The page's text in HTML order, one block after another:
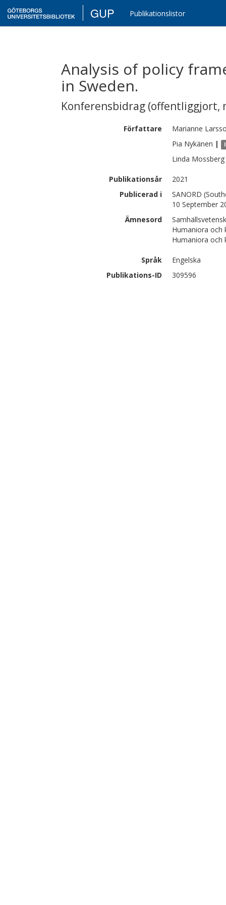
GUP Publikationslistor
Analysis of policy
in Sweden.
Konferensbidrag (offentliggjort,
Författare Marianne
Pia Nykänen |
Linda Mossberg
Publikationsår
2021
Publicerad i
SANORD
10 September
Ämnesord
Humaniora
Humaniora
Språk
Engelska
Publikations-ID
309596